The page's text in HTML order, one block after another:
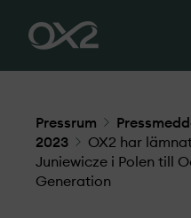
Pressrum
2023
OX2 har
Juniewicze i Polen till
Generation